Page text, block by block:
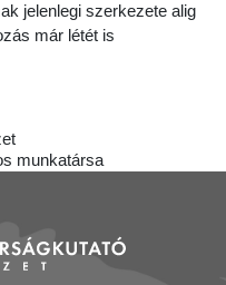
jelenlegi szerkezete alig
már létét is
munkatársa